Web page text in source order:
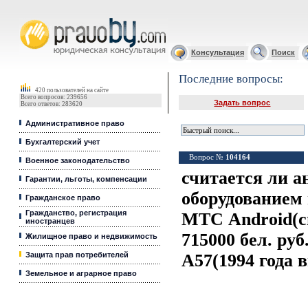
Консультация Поиск
420 пользователей на сайте
Всего вопросов: 239656
Всего ответов: 283620
Административное право
Бухгалтерский учет
Военное законодательство
Гарантии, льготы, компенсации
Гражданское право
Гражданство, регистрация
иностранцев
Жилищное право и недвижимость
Защита прав потребителей
Земельное и аграрное право
Последние вопросы:
Задать вопрос
Вопрос № 104164
считается ли
МТС
715000 бел.
A57(1994 года